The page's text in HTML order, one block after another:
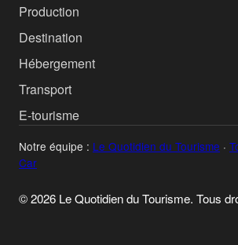
Production
Destination
Hébergement
Transport
E-tourisme
Notre équipe : Le Quotidien du Tourisme ·
Car
© 2026 Le Quotidien du Tourisme. Tous